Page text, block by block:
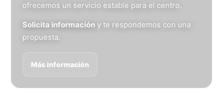
ofrecemos un servicio estable para el centro.
Solicita información y te respondemos con una
propuesta.
Más información